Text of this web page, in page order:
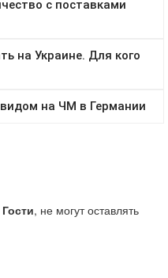
Гости, не могут оставлять